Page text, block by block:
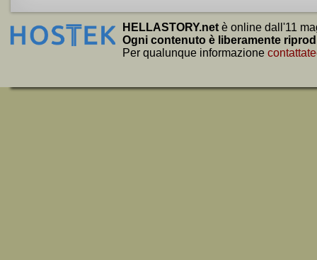
HELLASTORY.net è online dall'11
Ogni contenuto è liberamente
Per qualunque informazione